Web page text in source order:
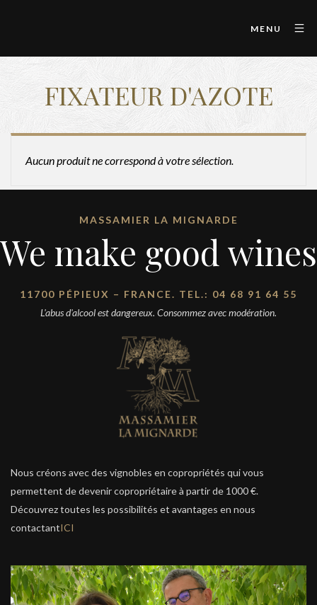
MENU
FIXATEUR D'AZOTE
Aucun produit ne correspond à votre sélection.
MASSAMIER LA MIGNARDE
We make good wines
11700 PÉPIEUX – FRANCE. TEL.: 04 68 91 64 55
L'abus d'alcool est dangereux. Consommez avec modération.
Nous créons avec des vignobles en copropriétés qui vous
permettent de devenir copropriétaire à partir de 1000 €.
Découvrez toutes les possibilités et avantages en nous
contactantICI